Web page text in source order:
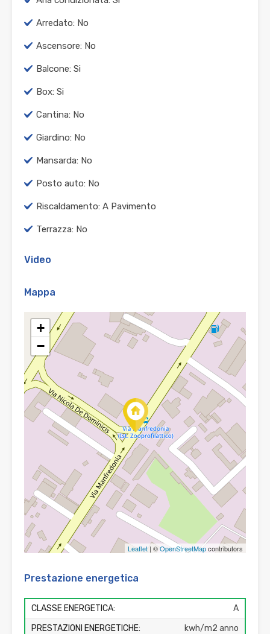
Arredato: No
Ascensore: No
Balcone: Si
Box: Si
Cantina: No
Giardino: No
Mansarda: No
Posto auto: No
Riscaldamento: A Pavimento
Terrazza: No
Video
Mappa
+
−
Leaflet | ©OpenStreetMapcontributors
Prestazione energetica
CLASSE ENERGETICA:
A
PRESTAZIONI ENERGETICHE:
kwh/m2 anno